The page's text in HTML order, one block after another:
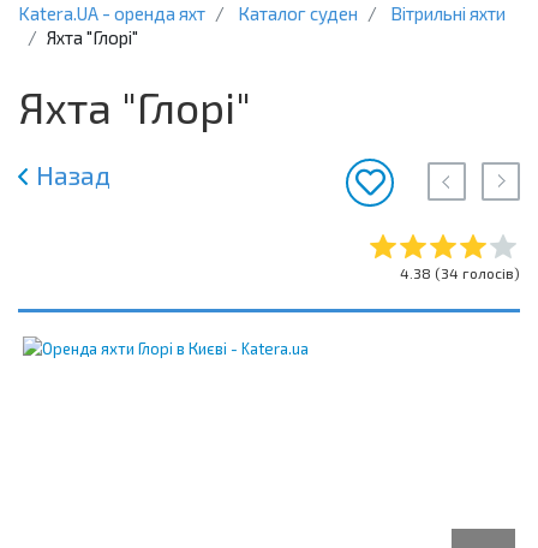
Katera.UA - оренда яхт Каталог суден
Вітрильні яхти
Яхта "Глорі"
Яхта "Глорі"
Назад
4.38 (34 голосів)